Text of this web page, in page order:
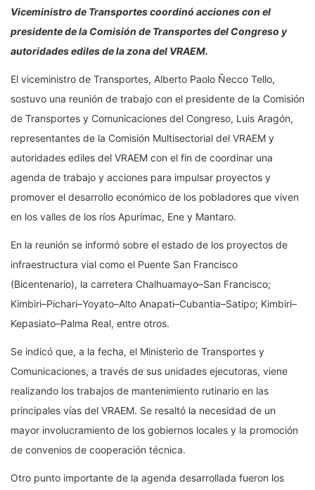
Viceministro de Transportes coordinó acciones con el
presidente de la Comisión de Transportes del Congreso y
autoridades ediles de la zona del VRAEM.
El viceministro de Transportes, Alberto Paolo Ñecco Tello,
sostuvo una reunión de trabajo con el presidente de la Comisión
de Transportes y Comunicaciones del Congreso, Luis Aragón,
representantes de la Comisión Multisectorial del VRAEM y
autoridades ediles del VRAEM con el fin de coordinar una
agenda de trabajo y acciones para impulsar proyectos y
promover el desarrollo económico de los pobladores que viven
en los valles de los ríos Apurímac, Ene y Mantaro.
En la reunión se informó sobre el estado de los proyectos de
infraestructura vial como el Puente San Francisco
(Bicentenario), la carretera Chalhuamayo–San Francisco;
Kimbiri–Pichari–Yoyato–Alto Anapati–Cubantia–Satipo; Kimbiri–
Kepasiato–Palma Real, entre otros.
Se indicó que, a la fecha, el Ministerio de Transportes y
Comunicaciones, a través de sus unidades ejecutoras, viene
realizando los trabajos de mantenimiento rutinario en las
principales vías del VRAEM. Se resaltó la necesidad de un
mayor involucramiento de los gobiernos locales y la promoción
de convenios de cooperación técnica.
Otro punto importante de la agenda desarrollada fueron los